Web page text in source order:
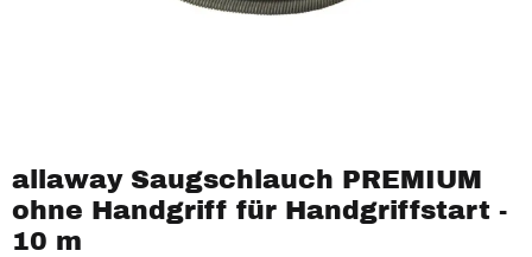
allaway Saugschlauch PREMIUM
ohne Handgriff für Handgriffstart -
10 m